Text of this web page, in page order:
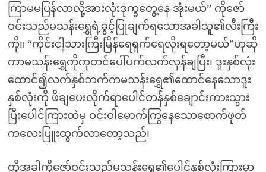
ကြာမမပြန်လာလို့အားလုံးဒုက္ခတွေ့နေ အုံးမယ်” ကိုဇော်
ဝင်းသည်မသန်းရွှေရဲ့ခွင့်ပြုချက်ရသောအခါသူ၏လီးကြီး
ကို။ “ကိုင်းငါ့သားကြီးမြိန်ရေရှက်ရေလိုးရတော့မယ်”ဟုဆို
ကာမသန်းရွှေကိုကုတင်ပေါ်ပက်လက်လှန်ချပြီး၊ ဒူးနှစ်လုံး
ထောင်၍လက်နှစ်ဘက်ကမသန်းရွှေ၏ထောင်နေသောဒူး
နှစ်လုံးကို ဖိချပေးလိုက်ရာပေါင်တန်နှစ်ချောင်းကားသွား
ပြီးပေါင်ကြားထဲမှ ဝင်းဝါမောက်ကြွနေသောစောက်ဖုတ်
ကလေးပြူးထွက်လာတော့သည်၊
ထိုအခါကိုဇော်ဝင်းသည်မသန်းရွှေ၏ပေါင်နှစ်လုံးကြားမှာ